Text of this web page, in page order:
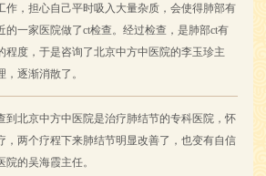
作，担心自己平时吸入大量杂质，会使得肺部有
的一家医院做了ct检查。经过检查，是肺部ct有
程度，于是咨询了北京中方中医院的李玉珍主
逐渐消散了。
到北京中方中医院是治疗肺结节的专科医院，怀
，两个疗程下来肺结节明显改善了，也变有自信
的吴海霞主任。